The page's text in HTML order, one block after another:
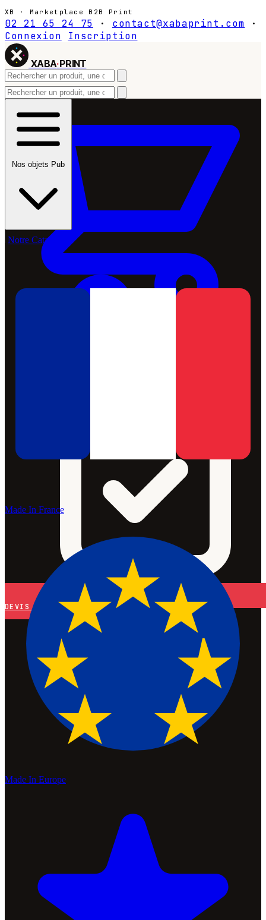
XB · Marketplace B2B Print
02 21 65 24 75 · contact@xabaprint.com
·
Connexion
Inscription
XABA·PRINT
DEVIS
Nos objets Pub
Notre Catalogue
Made In France
Made In Europe